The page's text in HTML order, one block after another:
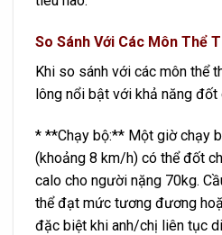
So Sánh Với Các Môn Thể
Khi so sánh với các môn thể
lông nổi bật với khả năng đốt
* **Chạy bộ:** Một giờ chạy
(khoảng 8 km/h) có thể đốt
calo cho người nặng 70kg.
thể đạt mức tương đương
đặc biệt khi anh/chị liên tục